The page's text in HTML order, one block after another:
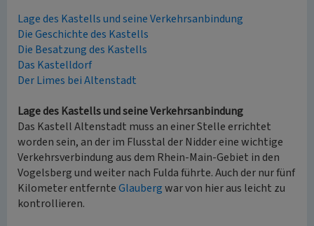
Lage des Kastells und seine Verkehrsanbindung
Die Geschichte des Kastells
Die Besatzung des Kastells
Das Kastelldorf
Der Limes bei Altenstadt
Lage des Kastells und seine Verkehrsanbindung
Das Kastell Altenstadt muss an einer Stelle errichtet
worden sein, an der im Flusstal der Nidder eine wichtige
Verkehrsverbindung aus dem Rhein-Main-Gebiet in den
Vogelsberg und weiter nach Fulda führte. Auch der nur fünf
Kilometer entfernteGlaubergwar von hier aus leicht zu
kontrollieren.